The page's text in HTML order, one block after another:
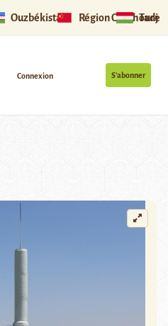
Ouzbékistan Région Ouïghoure
S’abonner
Connexion